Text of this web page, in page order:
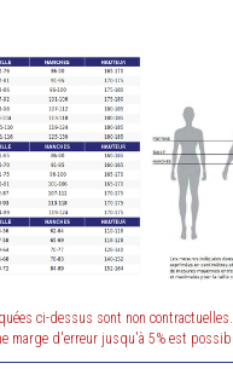
ci-dessus sont non contractuelles.
marge d'erreur jusqu'à 5% est